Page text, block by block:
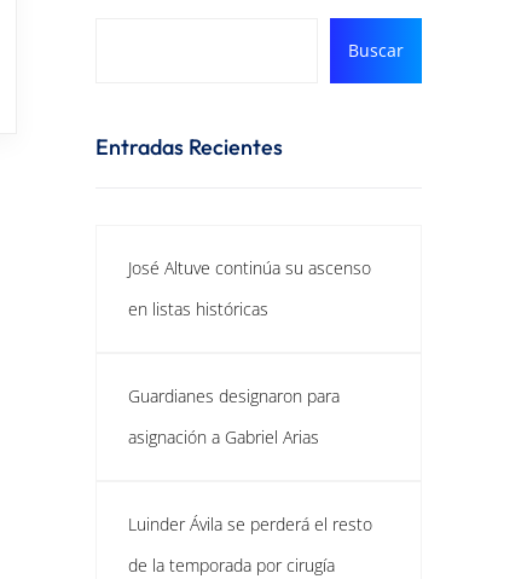
Buscar
Entradas Recientes
José Altuve continúa su ascenso
en listas históricas
Guardianes designaron para
asignación a Gabriel Arias
Luinder Ávila se perderá el resto
de la temporada por cirugía